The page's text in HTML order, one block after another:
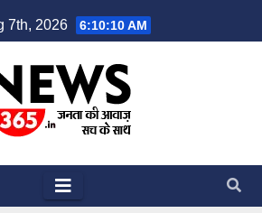
7th, 2026 6:10:11 AM